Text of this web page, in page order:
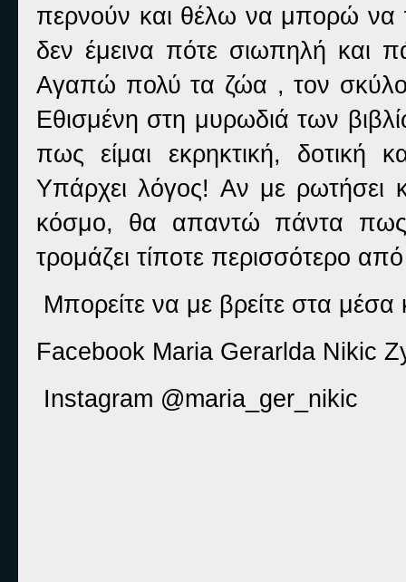
περνούν και θέλω να μπορώ
δεν έμεινα πότε σιωπηλή και
Αγαπώ πολύ τα ζώα , τον
Εθισμένη στη μυρωδιά των
πως είμαι εκρηκτική, δοτική
Υπάρχει λόγος! Αν με ρωτήσει
κόσμο, θα απαντώ πάντα
τρομάζει τίποτε περισσότερο
Μπορείτε να με βρείτε στα μέσα
Facebook Maria Gerarlda Nikic
Instagram @maria_ger_nikic